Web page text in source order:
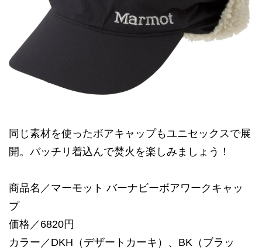
同じ素材を使ったボアキャップもユニセックスで展
開。バッチリ着込んで焚火を楽しみましょう！
商品名／マーモット バーナビーボアワークキャッ
プ
価格／6820円
カラー／DKH（デザートカーキ）、BK（ブラッ